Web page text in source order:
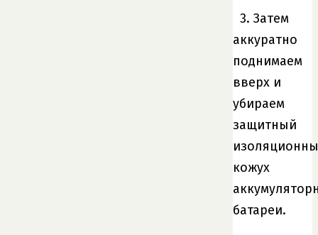
3. Затем
аккуратно
поднимаем
вверх и
убираем
защитный
кожух
батареи.